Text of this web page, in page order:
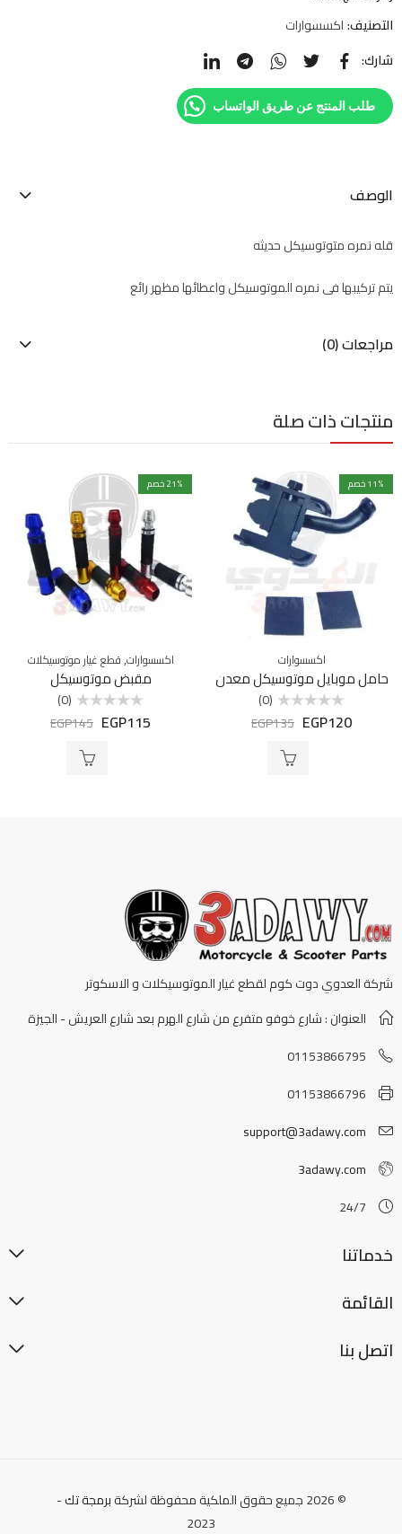
التصنيف:اكسسوارات
شارك:
طلب المنتج عن طريق الواتساب
الوصف
قله نمره متوتوسيكل حديثه
يتم تركيبها فى نمره الموتوسيكل واعطائها مظهر رائع
مراجعات (0)
منتجات ذات صلة
11% خصم
اكسسوارات
حامل موبايل موتوسيكل معدن
التقييم
(0)
EGP120
EGP135
21% خصم
اكسسوارات,قطع غيار موتوسيكلات
مقبض موتوسيكل
التقييم
(0)
EGP115
EGP145
شركة العدوي دوت كوم لقطع غيار الموتوسيكلات و الاسكوتر
العنوان : شارع خوفو متفرع من شارع الهرم بعد شارع العريش - الجيزة
01153866795
01153866796
support@3adawy.com
3adawy.com
24/7
خدماتنا
القائمة
اتصل بنا
© 2026 جميع حقوق الملكية محفوظة لشركة برمجة تك-
2023